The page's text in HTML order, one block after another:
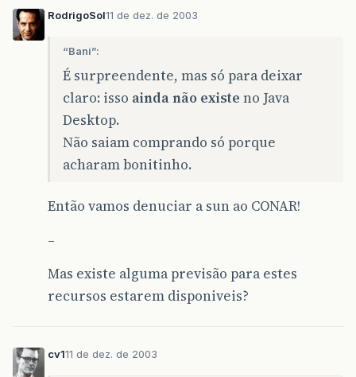
RodrigoSol11 de dez. de 2003
“Bani”:
É surpreendente, mas só para deixar
claro: isso ainda não existe no Java
Desktop.
Não saiam comprando só porque
acharam bonitinho.
Então vamos denuciar a sun ao CONAR!
–
Mas existe alguma previsão para estes
recursos estarem disponiveis?
cv111 de dez. de 2003